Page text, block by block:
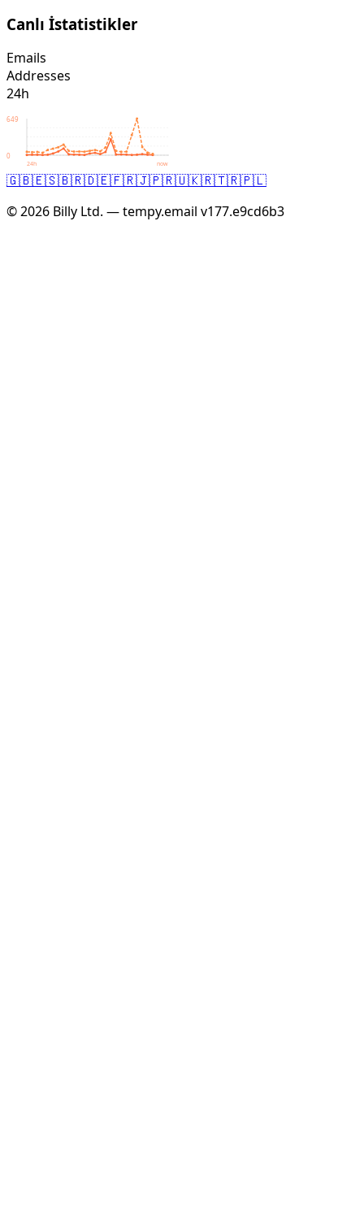
Canlı İstatistikler
Emails
Addresses
24h
649
0
24h now
🇬🇧🇪🇸🇧🇷🇩🇪🇫🇷🇯🇵🇷🇺🇰🇷🇹🇷🇵🇱
© 2026 Billy Ltd. — tempy.email v177.e9cd6b3